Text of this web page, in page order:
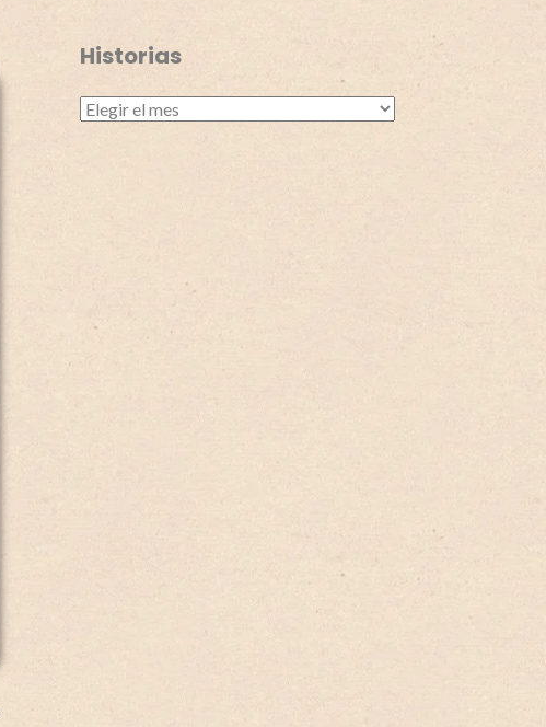
Historias
Historias